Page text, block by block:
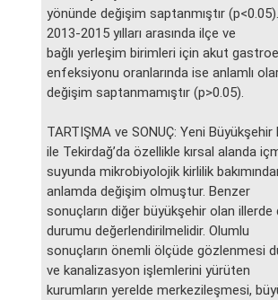
yönünde değişim saptanmıştır
2013-2015 yılları arasında ilçe ve
bağlı yerleşim birimleri için akut
enfeksiyonu oranlarında ise anlamlı
değişim saptanmamıştır (p>0.05).
TARTIŞMA ve SONUÇ: Yeni Büyükşehir
ile Tekirdağ’da özellikle kırsal alanda
suyunda mikrobiyolojik kirlilik
anlamda değişim olmuştur. Benzer
sonuçların diğer büyükşehir olan
durumu değerlendirilmelidir. Olumlu
sonuçların önemli ölçüde gözlenmesi
ve kanalizasyon işlemlerini yürüten
kurumların yerelde merkezileşmesi,